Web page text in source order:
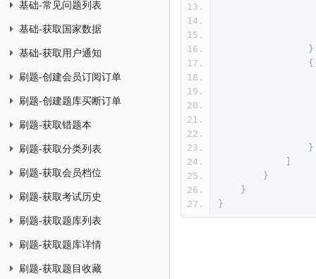
基础-常见问题列表
基础-获取国家数据
基础-获取用户通知
刷题-创建会员订阅订单
刷题-创建题库买断订单
刷题-获取错题本
刷题-获取分类列表
刷题-获取会员档位
刷题-获取考试历史
刷题-获取题库列表
刷题-获取题库详情
刷题-获取题目收藏
{
}
]
}
}
}